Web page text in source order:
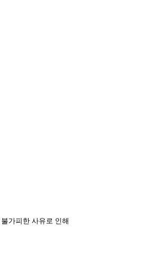
불가피한 사유로 인해